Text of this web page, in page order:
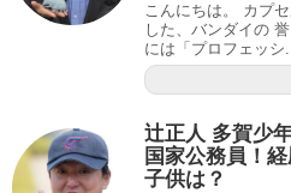
こんにちは。 カプ
した、バンダイの
には「プロフェッシ
辻正人 多賀少
国家公務員！
子供は？